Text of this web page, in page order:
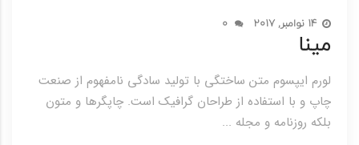
14 نوامبر, 2017 0
مینا
لورم ایپسوم متن ساختگی با تولید سادگی نامفهوم از صنعت
چاپ و با استفاده از طراحان گرافیک است. چاپگرها و متون
بلکه روزنامه و مجله ...